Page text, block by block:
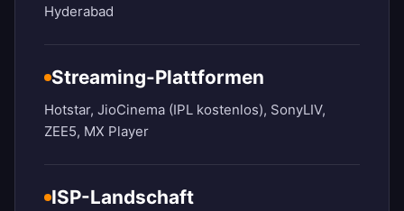
Hyderabad
Streaming-Plattformen
Hotstar, JioCinema (IPL kostenlos), SonyLIV,
ZEE5, MX Player
ISP-Landschaft